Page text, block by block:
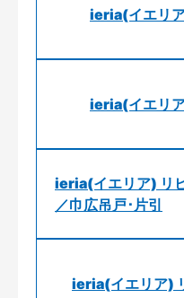
ieria(イエリ
ieria(イエリ
ieria(イエリア) リ
／巾広吊戸･片引
ieria(イエリア)